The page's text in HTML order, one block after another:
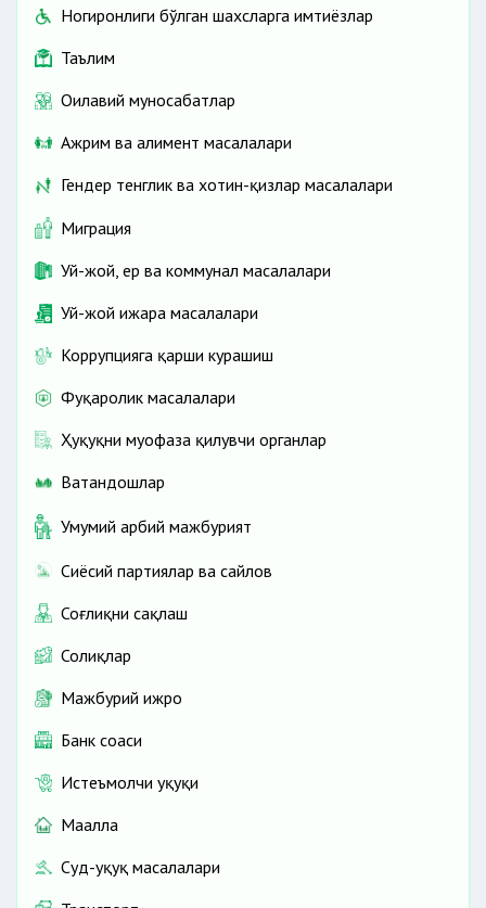
Ногиронлиги бўлган шахсларга имтиёзлар
Таълим
Оилавий муносабатлар
Ажрим ва алимент масалалари
Гендер тенглик ва хотин-қизлар масалалари
Миграция
Уй-жой, ер ва коммунал масалалари
Уй-жой ижара масалалари
Коррупцияга қарши курашиш
Фуқаролик масалалари
Ҳуқуқни муҳофаза қилувчи органлар
Ватандошлар
Умумий ҳарбий мажбурият
Сиёсий партиялар ва сайлов
Соғлиқни сақлаш
Солиқлар
Мажбурий ижро
Банк соҳаси
Истеъмолчи ҳуқуқи
Маҳалла
Суд-ҳуқуқ масалалари